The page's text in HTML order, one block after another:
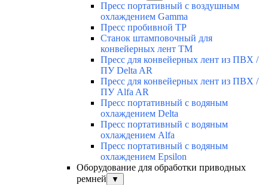
Пресс портативный с воздушным
охлаждением Gamma
Пресс пробивной TP
Станок штамповочный для
конвейерных лент TM
Пресс для конвейерных лент из ПВХ /
ПУ Delta AR
Пресс для конвейерных лент из ПВХ /
ПУ Alfa AR
Пресс портативный с водяным
охлаждением Delta
Пресс портативный с водяным
охлаждением Alfa
Пресс портативный с водяным
охлаждением Epsilon
Оборудование для обработки приводных
ремней
▼